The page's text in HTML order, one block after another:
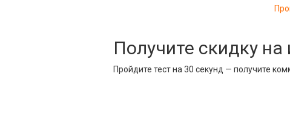
Получите скидку на
Пройдите тест на 30 секунд — получите